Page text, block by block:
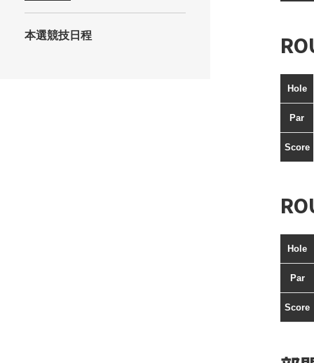
Hole
Par
Score
Hole
Par
Score
本選競技日程